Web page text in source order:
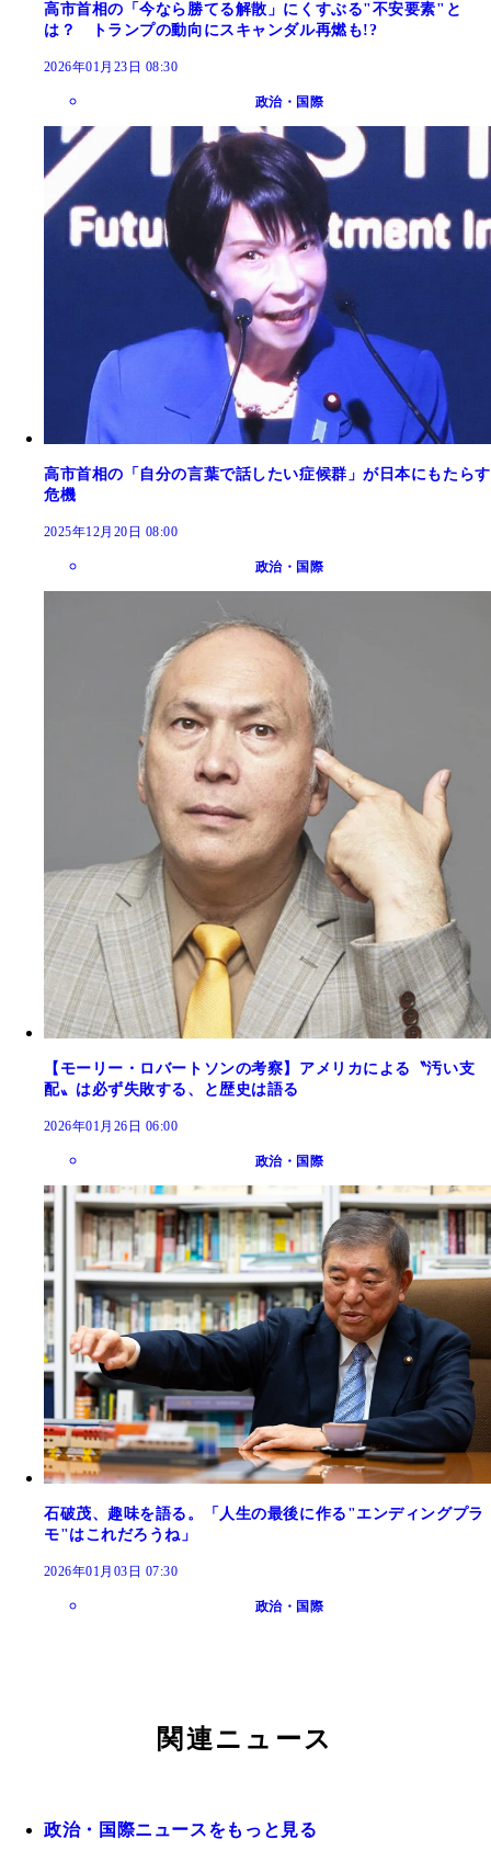
高市首相の「今なら勝てる解散」にくすぶる"不安要素"と
は？ トランプの動向にスキャンダル再燃も!?
2026年01月23日 08:30
政治・国際
高市首相の「自分の言葉で話したい症候群」が日本にもたらす
危機
2025年12月20日 08:00
政治・国際
【モーリー・ロバートソンの考察】アメリカによる〝汚い支
配〟は必ず失敗する、と歴史は語る
2026年01月26日 06:00
政治・国際
石破茂、趣味を語る。「人生の最後に作る"エンディングプラ
モ"はこれだろうね」
2026年01月03日 07:30
政治・国際
関連ニュース
政治・国際ニュースをもっと見る